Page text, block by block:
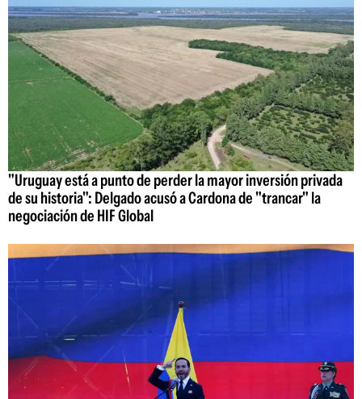
"Uruguay está a punto de perder la mayor inversión privada
de su historia": Delgado acusó a Cardona de "trancar" la
negociación de HIF Global